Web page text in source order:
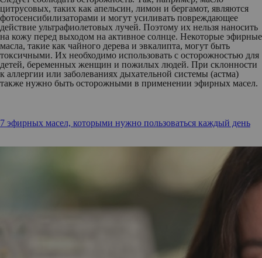
цитрусовых, таких как апельсин, лимон и бергамот, являются
фотосенсибилизаторами и могут усиливать повреждающее
действие ультрафиолетовых лучей. Поэтому их нельзя наносить
на кожу перед выходом на активное солнце. Некоторые эфирные
масла, такие как чайного дерева и эвкалипта, могут быть
токсичными. Их необходимо использовать с осторожностью для
детей, беременных женщин и пожилых людей. При склонности
к аллергии или заболеваниях дыхательной системы (астма)
также нужно быть осторожными в применении эфирных масел.
7 эфирных масел, которыми нужно пользоваться каждый день